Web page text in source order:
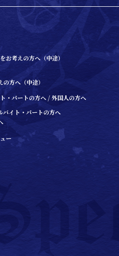
お考えの方へ（中途）
方へ（中途）
・パートの方へ / 外国人の方へ
バイト・パートの方へ
ー